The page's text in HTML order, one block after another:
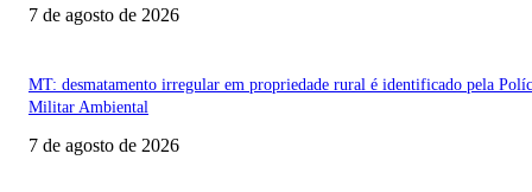
7 de agosto de 2026
MT: desmatamento irregular em propriedade rural é identificado pela
Militar Ambiental
7 de agosto de 2026